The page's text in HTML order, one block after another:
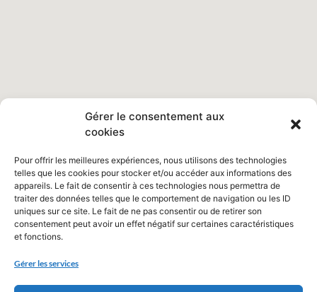
Gérer le consentement aux
cookies
Pour offrir les meilleures expériences, nous utilisons des technologies
telles que les cookies pour stocker et/ou accéder aux informations des
appareils. Le fait de consentir à ces technologies nous permettra de
traiter des données telles que le comportement de navigation ou les ID
uniques sur ce site. Le fait de ne pas consentir ou de retirer son
consentement peut avoir un effet négatif sur certaines caractéristiques
et fonctions.
Gérer les services